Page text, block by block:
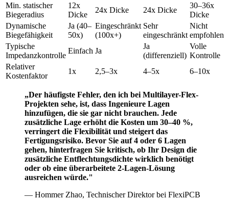
Min. statischer
Biegeradius
12x
Dicke
24x Dicke 24x Dicke
30–36x
Dicke
Dynamische
Biegefähigkeit
Ja (40–
50x)
Eingeschränkt
(100x+)
Sehr
eingeschränkt
Nicht
empfohlen
Typische
Impedanzkontrolle
Einfach Ja
Ja
(differenziell)
Volle
Kontrolle
Relativer
Kostenfaktor
1x 2,5–3x 4–5x 6–10x
„Der häufigste Fehler, den ich bei Multilayer-Flex-
Projekten sehe, ist, dass Ingenieure Lagen
hinzufügen, die sie gar nicht brauchen. Jede
zusätzliche Lage erhöht die Kosten um 30–40 %,
verringert die Flexibilität und steigert das
Fertigungsrisiko. Bevor Sie auf 4 oder 6 Lagen
gehen, hinterfragen Sie kritisch, ob Ihr Design die
zusätzliche Entflechtungsdichte wirklich benötigt
oder ob eine überarbeitete 2-Lagen-Lösung
ausreichen würde."
— Hommer Zhao, Technischer Direktor bei FlexiPCB